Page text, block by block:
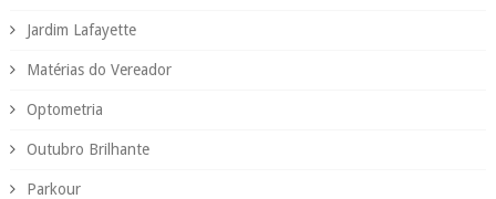
Jardim Lafayette
Matérias do Vereador
Optometria
Outubro Brilhante
Parkour